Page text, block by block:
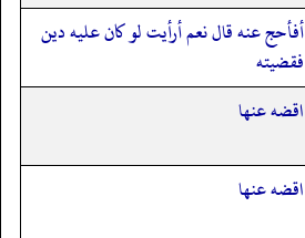
أفأحج عنه قال نعم أرأيت لو كان عليه دين
فقضيته
اقضه عنها
اقضه عنها